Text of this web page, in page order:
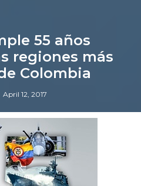
55 años
regiones más
Colombia
April 12, 2017